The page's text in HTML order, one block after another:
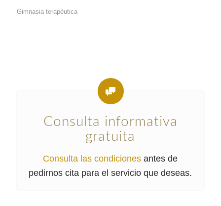
Gimnasia terapéutica
Consulta informativa
gratuita
Consulta las condiciones antes de
pedirnos cita para el servicio que deseas.